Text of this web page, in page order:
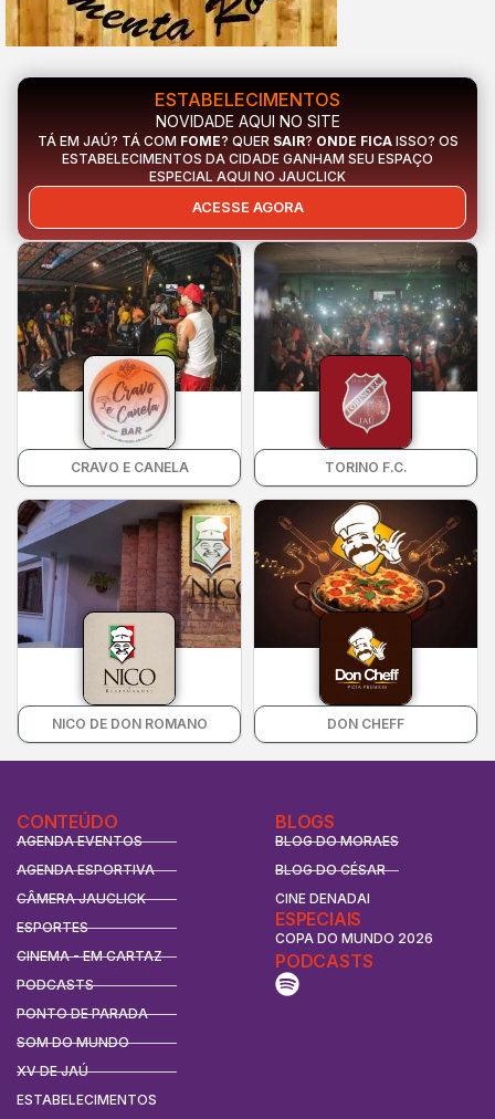
CRAVO E CANELA TORINO F.C.
NICO DE DON ROMANO DON CHEFF
ESTABELECIMENTOS
NOVIDADE AQUI NO SITE
TÁ EM JAÚ? TÁ COM FOME? QUER SAIR? ONDE FICAISSO? OS
ESTABELECIMENTOS DA CIDADE GANHAM SEU ESPAÇO
ESPECIAL AQUI NO JAUCLICK
ACESSE AGORA
CONTEÚDO
AGENDA EVENTOS
AGENDA ESPORTIVA
CÂMERA JAUCLICK
ESPORTES
CINEMA - EM CARTAZ
PODCASTS
PONTO DE PARADA
SOM DO MUNDO
XV DE JAÚ
ESTABELECIMENTOS
BLOGS
BLOG DO MORAES
BLOG DO CÉSAR
CINE DENADAI
ESPECIAIS
COPA DO MUNDO 2026
PODCASTS